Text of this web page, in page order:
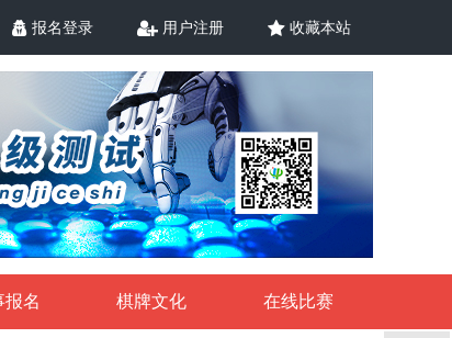
报名登录 用户注册 收藏本站
报名 棋牌文化 在线比赛